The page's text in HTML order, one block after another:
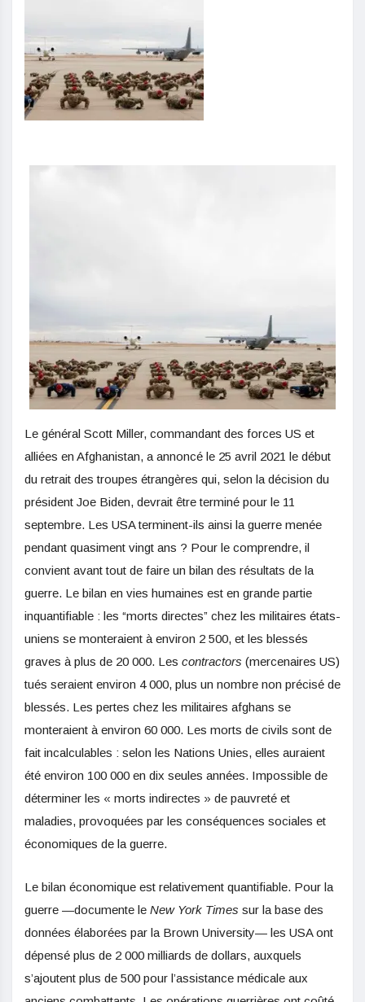
Le général Scott Miller, commandant des forces US et
alliées en Afghanistan, a annoncé le 25 avril 2021 le début
du retrait des troupes étrangères qui, selon la décision du
président Joe Biden, devrait être terminé pour le 11
septembre. Les USA terminent-ils ainsi la guerre menée
pendant quasiment vingt ans ? Pour le comprendre, il
convient avant tout de faire un bilan des résultats de la
guerre. Le bilan en vies humaines est en grande partie
inquantifiable : les “morts directes” chez les militaires états-
uniens se monteraient à environ 2 500, et les blessés
graves à plus de 20 000. Les contractors (mercenaires US)
tués seraient environ 4 000, plus un nombre non précisé de
blessés. Les pertes chez les militaires afghans se
monteraient à environ 60 000. Les morts de civils sont de
fait incalculables : selon les Nations Unies, elles auraient
été environ 100 000 en dix seules années. Impossible de
déterminer les « morts indirectes » de pauvreté et
maladies, provoquées par les conséquences sociales et
économiques de la guerre.
Le bilan économique est relativement quantifiable. Pour la
guerre —documente le New York Times sur la base des
données élaborées par la Brown University— les USA ont
dépensé plus de 2 000 milliards de dollars, auxquels
s’ajoutent plus de 500 pour l’assistance médicale aux